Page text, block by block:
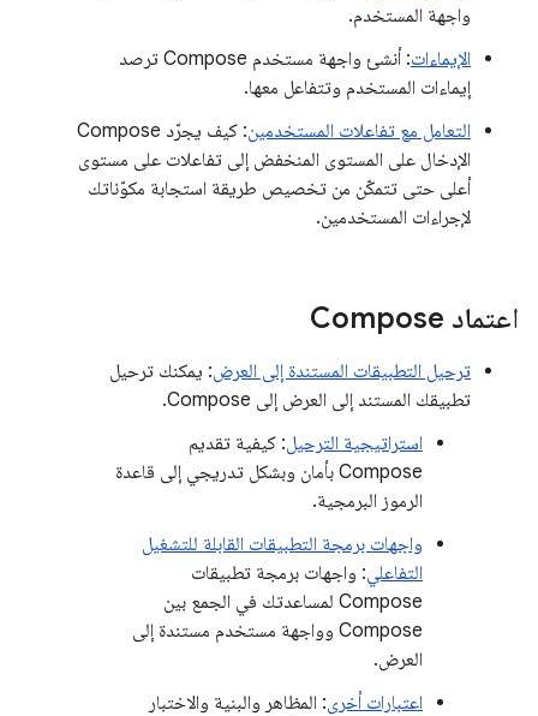
واجهة المستخدم.
الإيماءات
: أنشئ واجهة مستخدم Compose ترصد
إيماءات المستخدم وتتفاعل معها.
التعامل مع تفاعلات المستخدمين
: كيف يجرّد Compose
الإدخال على المستوى المنخفض إلى تفاعلات على مستوى
أعلى حتى تتمكّن من تخصيص طريقة استجابة مكوّناتك
لإجراءات المستخدمين.
اعتماد Compose
ترحيل التطبيقات المستندة إلى العرض: يمكنك ترحيل
تطبيقك المستند إلى العرض إلى Compose.
استراتيجية الترحيل: كيفية تقديم
Compose بأمان وبشكل تدريجي إلى قاعدة
الرموز البرمجية.
واجهات برمجة التطبيقات القابلة للتشغيل
التفاعلي: واجهات برمجة تطبيقات
Compose لمساعدتك في الجمع بين
Compose وواجهة مستخدم مستندة إلى
العرض.
اعتبارات أخرى: المظاهر والبنية والاختبار